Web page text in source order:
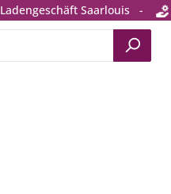
Ladengeschäft Saarlouis -